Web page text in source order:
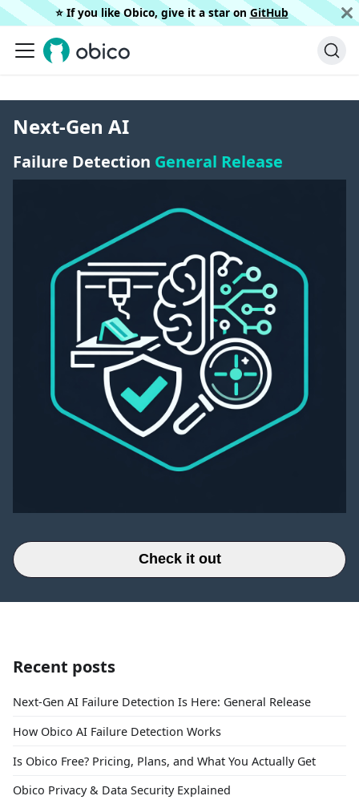
⭐️ If you like Obico, give it a star on GitHub
Next-Gen AI
Failure Detection General Release
Check it out
Recent posts
Next-Gen AI Failure Detection Is Here: General Release
How Obico AI Failure Detection Works
Is Obico Free? Pricing, Plans, and What You Actually Get
Obico Privacy & Data Security Explained